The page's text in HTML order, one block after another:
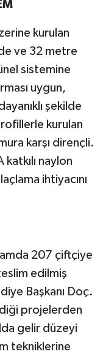
kurulan
ve 32 metre
sistemine
uygun,
şekilde
kurulan
karşı dirençli.
naylon
ihtiyacını
207 çiftçiye
edilmiş
Başkanı Doç.
projelerden
gelir düzeyi
tekniklerine